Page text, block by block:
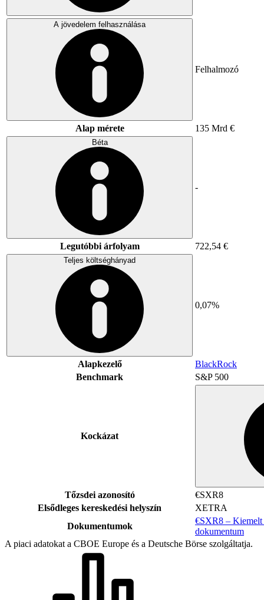
A jövedelem felhasználása
Felhalmozó
Alap mérete 135 Mrd €
Béta
-
Legutóbbi árfolyam 722,54 €
Teljes költséghányad
0,07%
Alapkezelő
BlackRock
Benchmark
S&P 500
Kockázat
Tőzsdei azonosító
€SXR8
Elsődleges kereskedési helyszín
XETRA
Dokumentumok
€SXR8 – Kiemelt
dokumentum
A piaci adatokat a CBOE Europe és a Deutsche Börse szolgáltatja.